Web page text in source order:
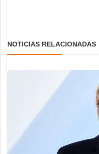
NOTICIAS RELACIONADAS